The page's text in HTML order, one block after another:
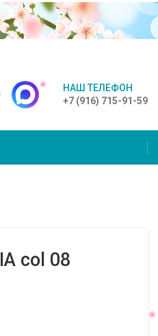
НАШ ТЕЛЕФОН
+7 (916) 715-91-59
col 08